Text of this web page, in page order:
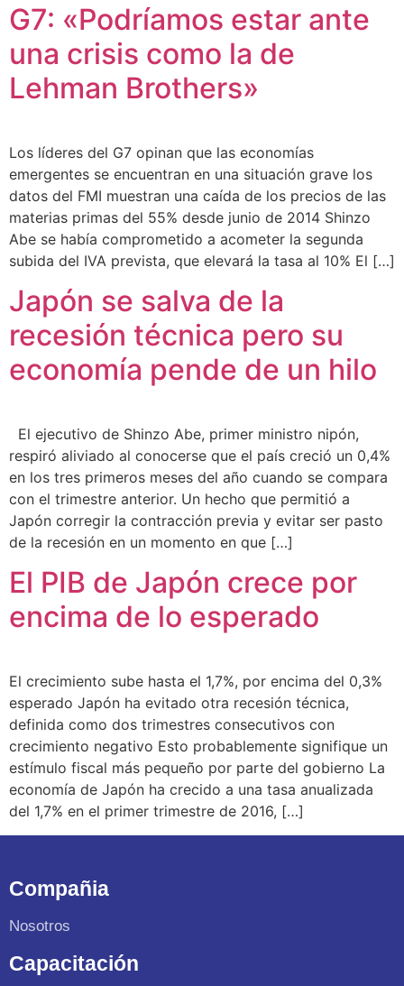
G7: «Podríamos estar ante
una crisis como la de
Lehman Brothers»
Los líderes del G7 opinan que las economías
emergentes se encuentran en una situación grave los
datos del FMI muestran una caída de los precios de las
materias primas del 55% desde junio de 2014 Shinzo
Abe se había comprometido a acometer la segunda
subida del IVA prevista, que elevará la tasa al 10% El […]
Japón se salva de la
recesión técnica pero su
economía pende de un hilo
El ejecutivo de Shinzo Abe, primer ministro nipón,
respiró aliviado al conocerse que el país creció un 0,4%
en los tres primeros meses del año cuando se compara
con el trimestre anterior. Un hecho que permitió a
Japón corregir la contracción previa y evitar ser pasto
de la recesión en un momento en que […]
El PIB de Japón crece por
encima de lo esperado
El crecimiento sube hasta el 1,7%, por encima del 0,3%
esperado Japón ha evitado otra recesión técnica,
definida como dos trimestres consecutivos con
crecimiento negativo Esto probablemente signifique un
estímulo fiscal más pequeño por parte del gobierno La
economía de Japón ha crecido a una tasa anualizada
del 1,7% en el primer trimestre de 2016, […]
Compañia
Nosotros
Capacitación